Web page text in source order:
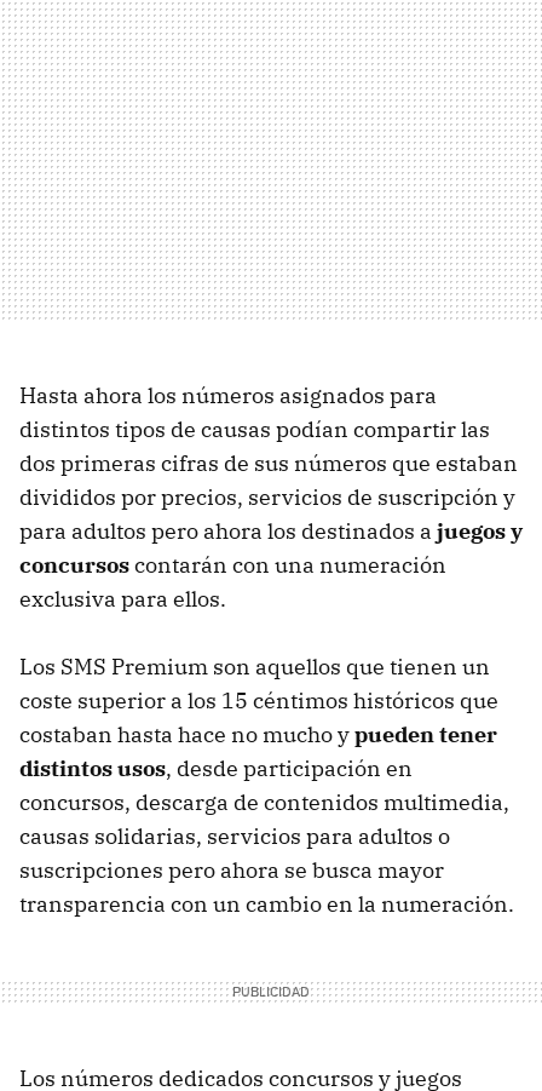
Hasta ahora los números asignados para
distintos tipos de causas podían compartir las
dos primeras cifras de sus números que estaban
divididos por precios, servicios de suscripción y
para adultos pero ahora los destinados a juegos y
concursoscontarán con una numeración
exclusiva para ellos.
Los SMS Premium son aquellos que tienen un
coste superior a los 15 céntimos históricos que
costaban hasta hace no mucho ypueden tener
distintos usos, desde participación en
concursos, descarga de contenidos multimedia,
causas solidarias, servicios para adultos o
suscripciones pero ahora se busca mayor
transparencia con un cambio en la numeración.
Los números dedicados concursos y juegos